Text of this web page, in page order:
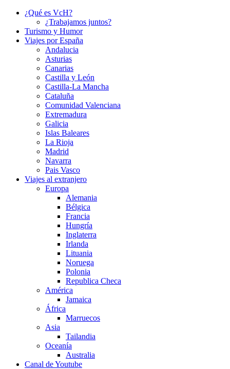
¿Qué es VcH?
¿Trabajamos juntos?
Turismo y Humor
Viajes por España
Andalucia
Asturias
Canarias
Castilla y León
Castilla-La Mancha
Cataluña
Comunidad Valenciana
Extremadura
Galicia
Islas Baleares
La Rioja
Madrid
Navarra
Pais Vasco
Viajes al extranjero
Europa
Alemania
Bélgica
Francia
Hungría
Inglaterra
Irlanda
Lituania
Noruega
Polonia
Republica Checa
América
Jamaica
África
Marruecos
Asia
Tailandia
Oceanía
Australia
Canal de Youtube